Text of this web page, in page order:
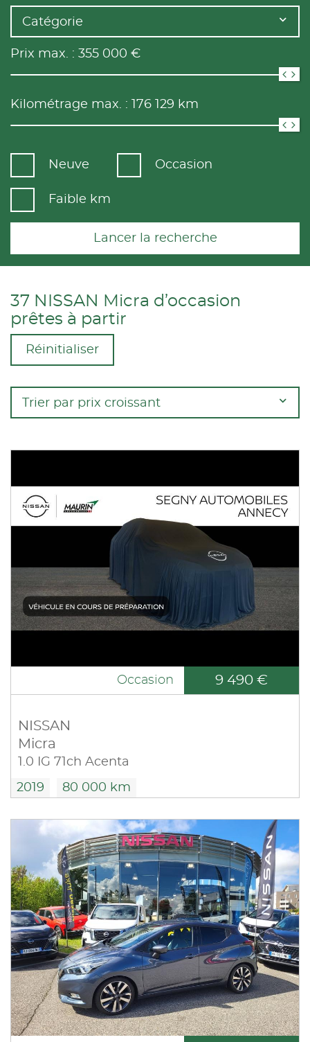
Catégorie
Prix max. : 355 000 €
Kilométrage max. : 176 129 km
Neuve Occasion
Faible km
Lancer la recherche
37 NISSAN Micra d’occasion
prêtes à partir
Réinitialiser
Trier par prix croissant
Occasion 9 490 €
NISSAN
Micra
1.0 IG 71ch Acenta
2019 80 000 km